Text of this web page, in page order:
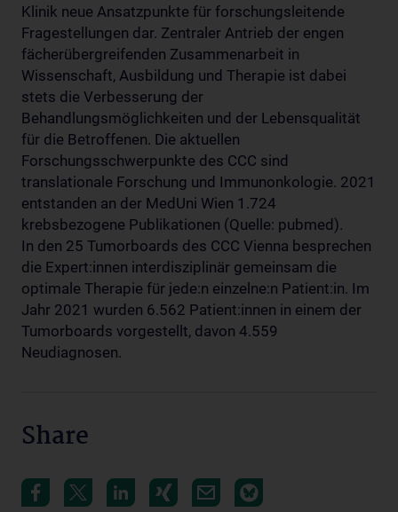
Klinik neue Ansatzpunkte für forschungsleitende
Fragestellungen dar. Zentraler Antrieb der engen
fächerübergreifenden Zusammenarbeit in
Wissenschaft, Ausbildung und Therapie ist dabei
stets die Verbesserung der
Behandlungsmöglichkeiten und der Lebensqualität
für die Betroffenen. Die aktuellen
Forschungsschwerpunkte des CCC sind
translationale Forschung und Immunonkologie. 2021
entstanden an der MedUni Wien 1.724
krebsbezogene Publikationen (Quelle: pubmed).
In den 25 Tumorboards des CCC Vienna besprechen
die Expert:innen interdisziplinär gemeinsam die
optimale Therapie für jede:n einzelne:n Patient:in. Im
Jahr 2021 wurden 6.562 Patient:innen in einem der
Tumorboards vorgestellt, davon 4.559
Neudiagnosen.
Share